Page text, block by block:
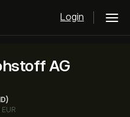
Login
AG
EUR